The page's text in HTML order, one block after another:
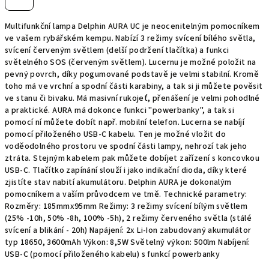
Multifunkční lampa Delphin AURA UC je neocenitelným pomocníkem
ve vašem rybářském kempu. Nabízí 3 režimy svícení bílého světla,
svícení červeným světlem (delší podržení tlačítka) a funkci
světelného SOS (červeným světlem). Lucernu je možné položit na
pevný povrch, díky pogumované podstavě je velmi stabilní. Kromě
toho má ve vrchní a spodní části karabiny, a tak si ji můžete pověsit
ve stanu či bivaku. Má masivní rukojeť, přenášení je velmi pohodlné
a praktické. AURA má dokonce funkci "powerbanky", a tak si
pomocí ní můžete dobít např. mobilní telefon. Lucerna se nabíjí
pomocí přiloženého USB-C kabelu. Ten je možné vložit do
voděodolného prostoru ve spodní části lampy, nehrozí tak jeho
ztráta. Stejným kabelem pak můžete dobíjet zařízení s koncovkou
USB-C. Tlačítko zapínání slouží i jako indikační dioda, díky které
zjistíte stav nabití akumulátoru. Delphin AURA je dokonalým
pomocníkem a vaším průvodcem ve tmě. Technické parametry:
Rozměry: 185mmx95mm Režimy: 3 režimy svícení bílým světlem
(25% -10h, 50% -8h, 100% -5h), 2 režimy červeného světla (stálé
svícení a blikání - 20h) Napájení: 2x Li-Ion zabudovaný akumulátor
typ 18650, 3600mAh Výkon: 8,5W Světelný výkon: 500lm Nabíjení:
USB-C (pomocí přiloženého kabelu) s funkcí powerbanky